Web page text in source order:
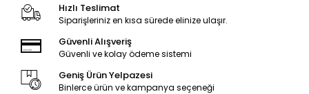
Hızlı Teslimat
Siparişleriniz en kısa sürede elinize ulaşır.
Güvenli Alışveriş
Güvenli ve kolay ödeme sistemi
Geniş Ürün Yelpazesi
Binlerce ürün ve kampanya seçeneği